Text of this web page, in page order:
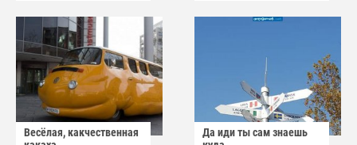
Весёлая, какчественная
Да иди ты сам знаешь